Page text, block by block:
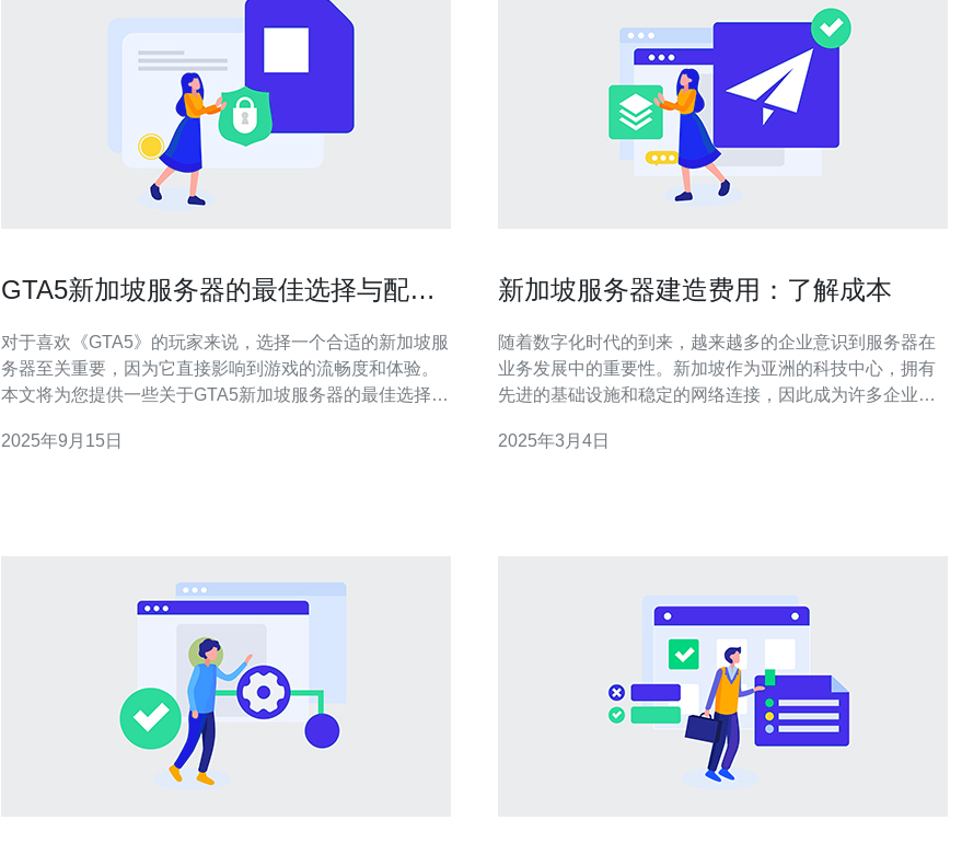
GTA5新加坡服务器的最佳选择与配置
对于喜欢《GTA5》的玩家来说，选择一个合适的新加坡服
务器至关重要，因为它直接影响到游戏的流畅度和体验。
本文将为您提供一些关于GTA5新加坡服务器的最佳选择和
以在游戏中畅快地驰骋，享受无与伦比的游戏乐趣。无论
2025年9月15日
新加坡服务器建造费用：了解成本
随着数字化时代的到来，越来越多的企业意识到服务器在
业务发展中的重要性。新加坡作为亚洲的科技中心，拥有
先进的基础设施和稳定的网络连接，因此成为许多企业选
策，了解新加坡服务器建造的成本是至关重要的。 在新加
2025年3月4日